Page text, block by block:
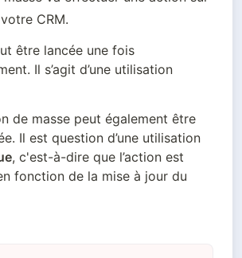
CRM.
être lancée une fois
instantanément. Il s’agit d’une utilisation
de masse peut également être
programmée. Il est question d’une utilisation
, c'est-à-dire que l’action est
fonction de la mise à jour du